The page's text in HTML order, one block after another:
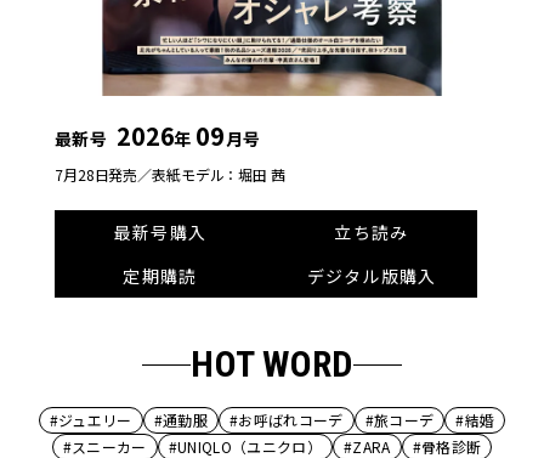
最新号 2026年 09月号
7月28日発売／表紙モデル：堀田 茜
最新号購入
立ち読み
定期購読
デジタル版購入
HOT WORD
#ジュエリー #通勤服 #お呼ばれコーデ #旅コーデ
#結婚
#スニーカー
#UNIQLO（ユニクロ） #ZARA #骨格診断